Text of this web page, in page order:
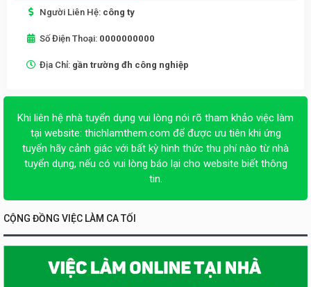
Người Liên Hệ: công ty
Số Điện Thoại: 0000000000
Địa Chỉ: gần trường đh công nghiệp
Khi liên hệ nhà tuyển dụng vui lòng nói rõ tham khảo việc làm
tại website: thichlamthem.com để được ưu tiên khi ứng
tuyển hãy cảnh giác với bất kỳ hình thức thu phí nào từ nhà
tuyển dụng, nếu có vui lòng báo lại cho website biết thông
tin.
CỘNG ĐỒNG VIỆC LÀM CA TỐI